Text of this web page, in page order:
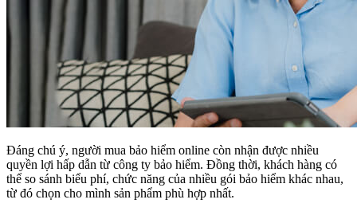
Đáng chú ý, người mua bảo hiểm online còn nhận được nhiều
quyền lợi hấp dẫn từ công ty bảo hiểm. Đồng thời, khách hàng có
thể so sánh biểu phí, chức năng của nhiều gói bảo hiểm khác nhau,
từ đó chọn cho mình sản phẩm phù hợp nhất.